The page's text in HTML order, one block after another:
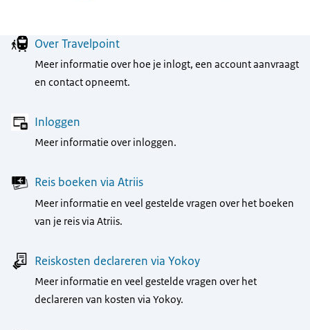
MenuOver Travelpoint
Meer informatie over hoe je inlogt, een account aanvraagt
en contact opneemt.
Inloggen
Meer informatie over inloggen.
Reis boeken via Atriis
Meer informatie en veel gestelde vragen over het boeken
van je reis via Atriis.
Reiskosten declareren via Yokoy
Meer informatie en veel gestelde vragen over het
declareren van kosten via Yokoy.